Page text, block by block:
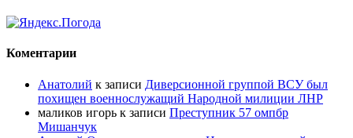
Коментарии
Анатолий к записи Диверсионной группой ВСУ был
похищен военнослужащий Народной милиции ЛНР
маликов игорь к записи Преступник 57 омпбр
Мишанчук